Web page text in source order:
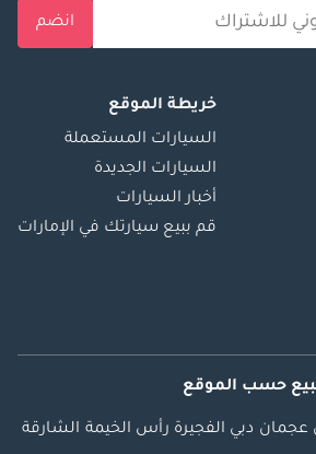
انضم
خريطة الموقع
السيارات المستعملة
السيارات الجديدة
أخبار السيارات
قم ببيع سيارتك في الإمارات
حسب الموقع
عجمان دبي الفجيرة رأس الخيمة الشارقة